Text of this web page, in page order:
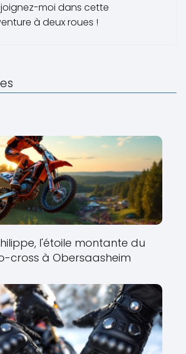
moi dans cette
à deux roues !
l'étoile montante du
cross à Obersaasheim